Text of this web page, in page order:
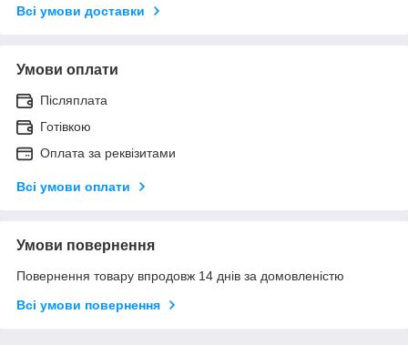
Всі умови доставки
Умови оплати
Післяплата
Готівкою
Оплата за реквізитами
Всі умови оплати
Умови повернення
Повернення товару впродовж 14 днів за домовленістю
Всі умови повернення